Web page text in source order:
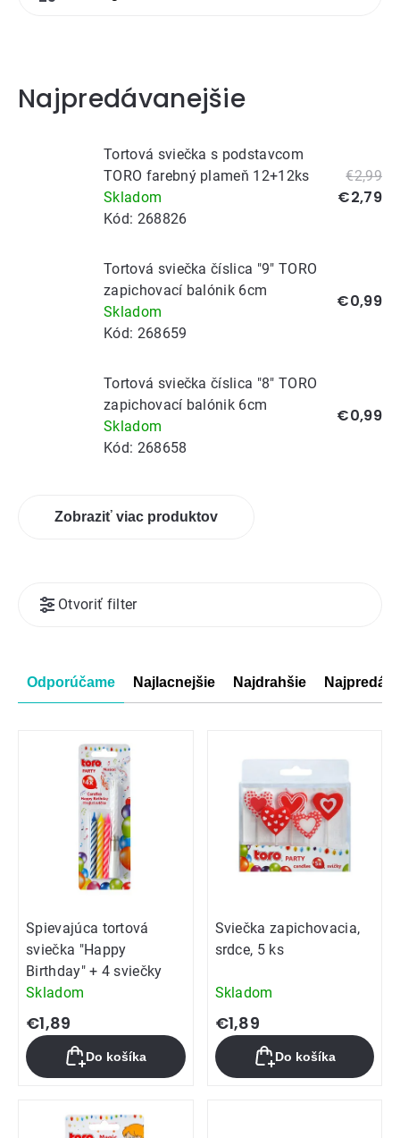
narodeninových sviečok, preto máme pre vás
niekoľko tipov a dobrých rád, ktoré vám pomôžu
zorientovať sa.
Najpredávanejšie
Tortová sviečka s podstavcom
TORO farebný plameň 12+12ks
Skladom
Kód: 268826
€2,99
€2,79
Tortová sviečka číslica "9" TORO
zapichovací balónik 6cm
Skladom
Kód: 268659
€0,99
Tortová sviečka číslica "8" TORO
zapichovací balónik 6cm
Skladom
Kód: 268658
€0,99
Zobraziť viac produktov
Radenie
produktov
Odporúčame Najlacnejšie Najdrahšie
Otvoriť filter
Výpis
Spievajúca tortová
sviečka "Happy
Birthday" + 4 sviečky
Skladom
€1,89
Do košíka
Sviečka zapichovacia,
srdce, 5 ks
Skladom
€1,89
Do košíka